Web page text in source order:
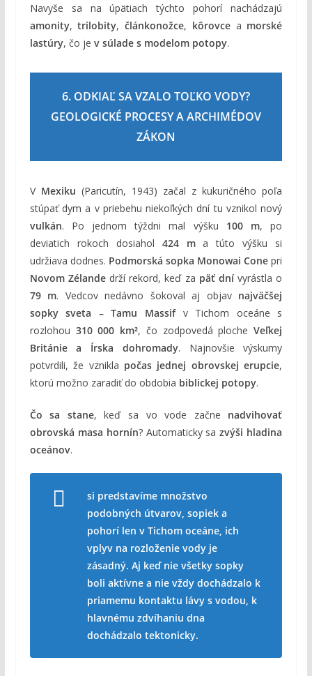
Navyše sa na úpätiach týchto pohorí nachádzajú
amonity,trilobity,článkonožce, kôrovcea morské
lastúry, čo je v súlade s modelom potopy.
6. ODKIAĽ SA VZALO TOĽKO VODY?
GEOLOGICKÉ PROCESY A ARCHIMÉDOV
ZÁKON
V Mexiku (Paricutín, 1943) začal z kukuričného poľa
stúpať dym a v priebehu niekoľkých dní tu vznikol nový
vulkán. Po jednom týždni mal výšku 100 m, po
deviatich rokoch dosiahol 424 ma túto výšku si
udržiava dodnes. Podmorská sopka Monowai Cone pri
Novom Zélandedrží rekord, keď za päť dnívyrástla o
79 m. Vedcov nedávno šokoval aj objav najväčšej
sopky sveta – Tamu Massifv Tichom oceáne s
rozlohou 310 000 km², čo zodpovedá plocheVeľkej
Británie a Írska dohromady. Najnovšie výskumy
potvrdili, že vznikla počas jednej obrovskej erupcie,
ktorú možno zaradiť do obdobia biblickej potopy.
Čo sa stane, keď sa vo vode začne nadvihovať
obrovská masa hornín? Automaticky sazvýši hladina
oceánov.
si predstavíme množstvo
podobných útvarov, sopiek a
pohorí len v Tichom oceáne, ich
vplyv na rozloženie vody je
zásadný. Aj keď nie všetky sopky
boli aktívne a nie vždy dochádzalo k
priamemu kontaktu lávy s vodou, k
hlavnému zdvíhaniu dna
dochádzalo tektonicky.